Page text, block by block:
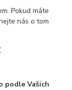
Pokud máte
nás o tom
podle Vašich